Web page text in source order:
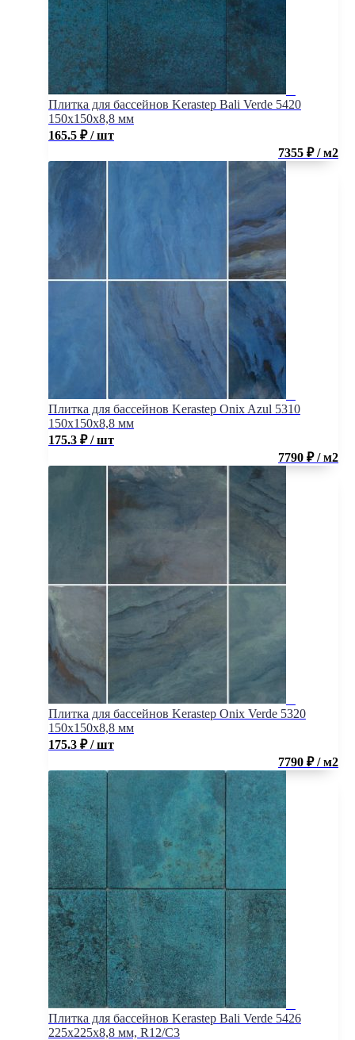
Плитка для бассейнов Kerastep Bali Verde 5420
150х150х8,8 мм
165.5 ₽ / шт
7355 ₽ / м2
Плитка для бассейнов Kerastep Onix Azul 5310
150х150х8,8 мм
175.3 ₽ / шт
7790 ₽ / м2
Плитка для бассейнов Kerastep Onix Verde 5320
150х150х8,8 мм
175.3 ₽ / шт
7790 ₽ / м2
Плитка для бассейнов Kerastep Bali Verde 5426
225х225х8,8 мм, R12/C3